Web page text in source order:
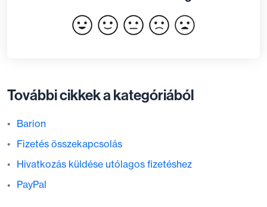
További cikkek a kategóriából
Barion
Fizetés összekapcsolás
Hivatkozás küldése utólagos fizetéshez
PayPal